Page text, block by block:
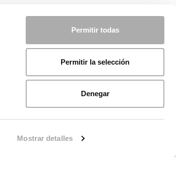
Mostrar detalles
Permitir todas
Permitir la selección
Denegar